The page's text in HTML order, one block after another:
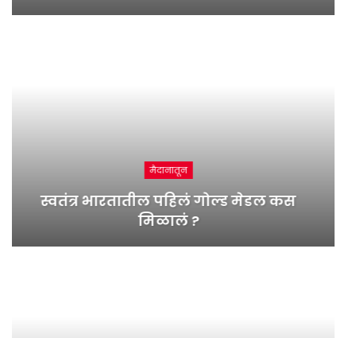
बाकी बरंच काही !
फाळणी नंतरच्या दंगलीत १० लाखांहून अधिक
लोकांचा मृत्यू झाला…